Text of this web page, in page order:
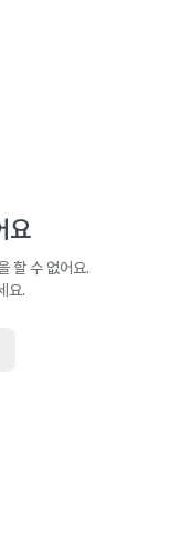
요
할 수 없어요.
요.